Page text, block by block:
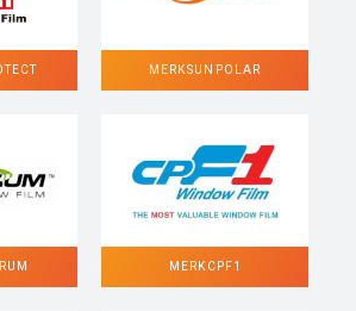
MERK SUN POLAR
MERK CPF1